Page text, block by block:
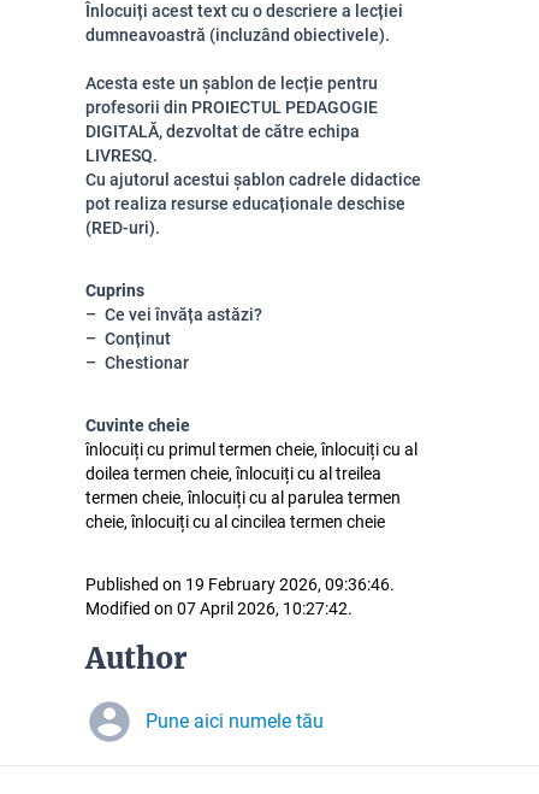
Înlocuiți acest text cu o descriere a lecției
dumneavoastră (incluzând obiectivele).
Acesta este un șablon de lecție pentru
profesorii din PROIECTUL PEDAGOGIE
DIGITALĂ, dezvoltat de către echipa
LIVRESQ.
Cu ajutorul acestui șablon cadrele didactice
pot realiza resurse educaționale deschise
(RED-uri).
Cuprins
Ce vei învăța astăzi?
Conținut
Chestionar
Cuvinte cheie
înlocuiți cu primul termen cheie, înlocuiți cu al
doilea termen cheie, înlocuiți cu al treilea
termen cheie, înlocuiți cu al parulea termen
cheie, înlocuiți cu al cincilea termen cheie
Published on 19 February 2026, 09:36:46.
Modified on 07 April 2026, 10:27:42.
Author
Pune aici numele tău